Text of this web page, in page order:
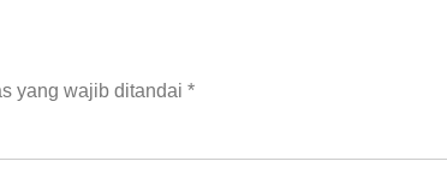
yang wajib ditandai *